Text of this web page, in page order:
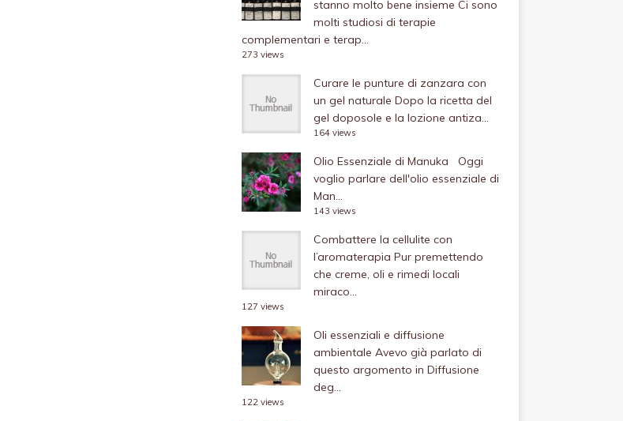
stanno molto bene insieme Ci sono
molti studiosi di terapie
complementari e terap...
273 views
Curare le punture di zanzara con
un gel naturale Dopo la ricetta del
gel doposole e la lozione antiza...
164 views
Olio Essenziale di Manuka
Oggi
voglio parlare dell'olio essenziale di
Man...
143 views
Combattere la cellulite con
l’aromaterapia Pur premettendo
che creme, oli e rimedi locali
miraco...
127 views
Oli essenziali e diffusione
ambientale Avevo già parlato di
questo argomento in Diffusione
deg...
122 views